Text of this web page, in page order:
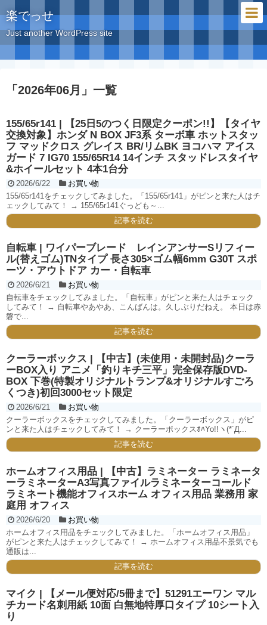
楽でっせ
Just another WordPress site
「 2026年06月 」 一覧
155/65r141 | 【25日5のつく日限定クーポン!!】【タイヤ
交換対象】ホンダ N BOX JF3系 ターボ車 ホットスタッ
フ マッドクロス グレイス BR/リムBK ヨコハマ アイス
ガード 7 IG70 155/65R14 14インチ スタッドレスタイヤ
&ホイールセット 4本1台分
2026/6/22
お買い物
155/65r141をチェックしてみました。「155/65r141」がピンと来た人はチ
ェックしてみて！ → 155/65r141ぐっども～...
記事を読む
自転車 | ワイパーブレード レインアンサーSリフィー
ル(替えゴム)TNタイプ 長さ305×ゴム幅6mm G30T スポ
ーツ・アウトドア カー・自転車
2026/6/21
お買い物
自転車をチェックしてみました。「自転車」がピンと来た人はチェック
してみて！ → 自転車やあやあ、こんばんは。久しぶりだねえ。 本日は赤
磐で...
記事を読む
クーラーボックス | 【中古】(未使用・未開封品)クーラ
ーBOX入り アニメ「釣りキチ三平」完全保存版DVD-
BOX 下巻(特製オリジナルトランプ&オリジナルすごろ
くつき)初回3000セット限定
2026/6/21
お買い物
クーラーボックスをチェックしてみました。「クーラーボックス」がピ
ンと来た人はチェックしてみて！ → クーラーボックスｵﾊYo!!ヽ(*´Д...
記事を読む
ホームオフィス用品 | 【中古】ラミネーター ラミネータ
ーラミネーターA3写真ファイルラミネーターコールド
ラミネート機能オフィスホーム オフィス用品 業務用 家
庭用 オフィス
2026/6/20
お買い物
ホームオフィス用品をチェックしてみました。「ホームオフィス用品」
がピンと来た人はチェックしてみて！ → ホームオフィス用品不景気でも
通販は...
記事を読む
マイク | 【メール便対応/5冊まで】51291エーワン マル
チカード名刺用紙 10面 白無地特厚口タイプ 10シート入
り